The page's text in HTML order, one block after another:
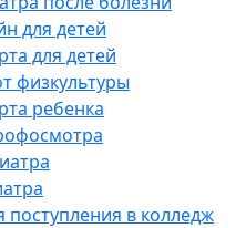
для детей
для детей
физкультуры
ребенка
поступления в колледж